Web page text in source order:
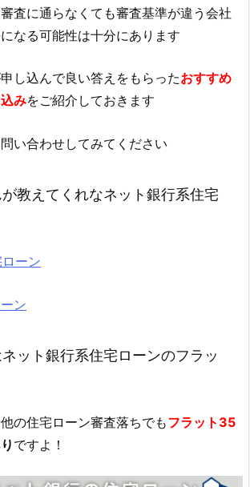
査に通らなくても審査基準が違う会社
なる可能性は十分にあります
し込んで良い答えをもらったおすすめ
みをご紹介しておきます
い合わせしてみてください
教えてくれなネット銀行系住宅
ーン
ン
ット銀行系住宅ローンのフラッ
の住宅ローン審査落ちでもフラット35
ですよ！